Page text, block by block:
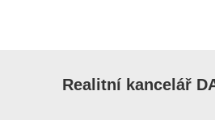
Realitní kancelář